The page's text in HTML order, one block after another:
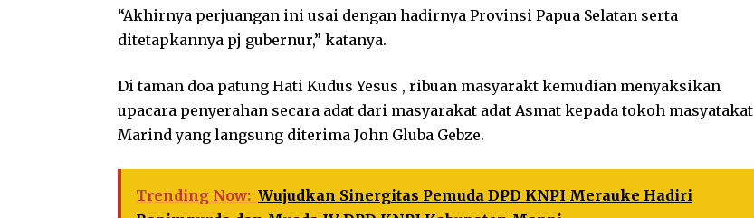
“Akhirnya perjuangan ini usai dengan hadirnya Provinsi Papua Selatan serta
ditetapkannya pj gubernur,” katanya.
Di taman doa patung Hati Kudus Yesus , ribuan masyarakt kemudian menyaksikan
upacara penyerahan secara adat dari masyarakat adat Asmat kepada tokoh masyatakat
Marind yang langsung diterima John Gluba Gebze.
Trending Now: Wujudkan Sinergitas Pemuda DPD KNPI Merauke Hadiri